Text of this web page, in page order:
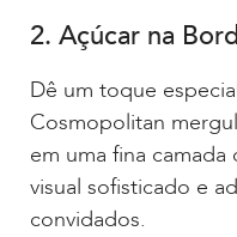
2. Açúcar na
Dê um toque
Cosmopolitan
em uma fina camada
visual sofisticado e
convidados.